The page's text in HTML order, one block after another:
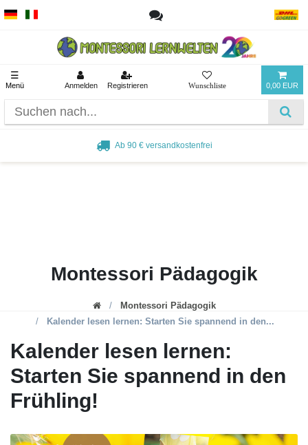
☰
Menü Anmelden Registrieren 0,00 EUR
Ab 90 € versandkostenfrei
Montessori Pädagogik
Montessori Pädagogik
Kalender lesen lernen: Starten Sie spannend in den...
Kalender lesen lernen:
Starten Sie spannend in den
Frühling!